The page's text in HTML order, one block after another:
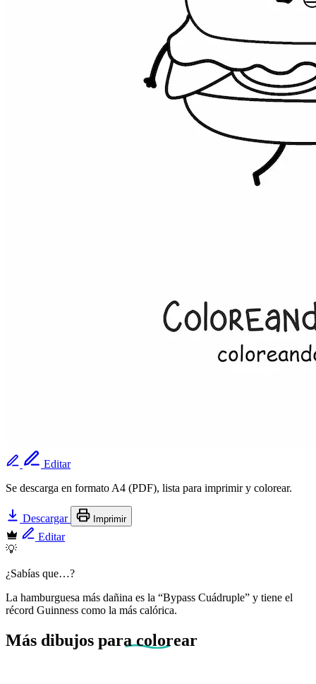
Editar
Se descarga en formato A4 (PDF), lista para imprimir y colorear.
Descargar Imprimir
Editar
💡
¿Sabías que…?
La hamburguesa más dañina es la “Bypass Cuádruple” y tiene el
récord Guinness como la más calórica.
Más dibujos para colorear